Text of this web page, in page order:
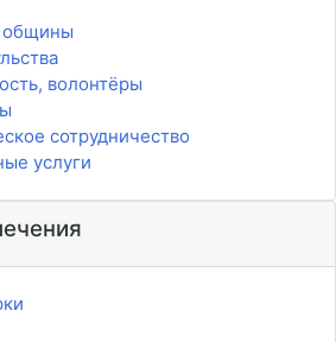
общины
волонтёры
сотрудничество
услуги